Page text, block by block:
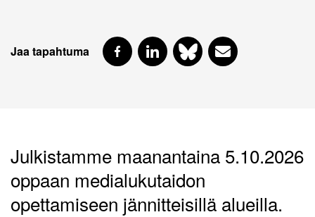
Jaa tapahtuma
Julkistamme maanantaina 5.10.2026
oppaan medialukutaidon
opettamiseen jännitteisillä alueilla.